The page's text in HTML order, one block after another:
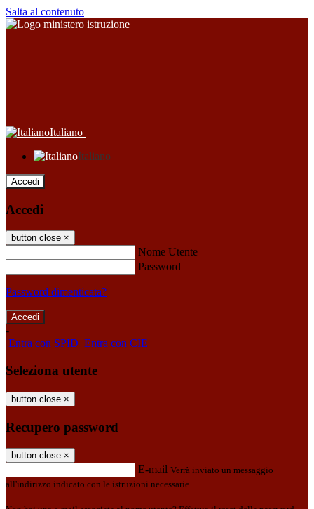
Salta al contenuto
Italiano
Italiano
Accedi
Accedi
button close ×
Nome Utente
Password
Password dimenticata?
-
Entra con SPID Entra con CIE
Seleziona utente
button close ×
Recupero password
button close ×
E-mail Verrà inviato un messaggio
all'indirizzo indicato con le istruzioni necessarie.